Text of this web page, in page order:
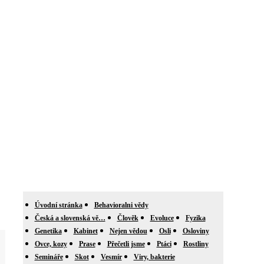
Úvodní stránka
Behavioralni vědy
Česká a slovenská vě…
Člověk Evoluce
Fyzika
Genetika
Kabinet Nejen vědou Osli
Osloviny
Ovce, kozy
Prase Přečetli jsme Ptáci
Rostliny
Semináře
Skot Vesmír
Viry, bakterie